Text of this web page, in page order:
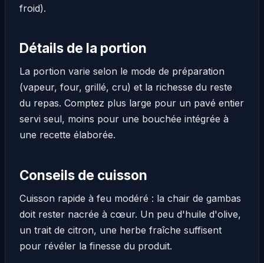
froid).
Détails de la portion
La portion varie selon le mode de préparation
(vapeur, four, grillé, cru) et la richesse du reste
du repas. Comptez plus large pour un pavé entier
servi seul, moins pour une bouchée intégrée à
une recette élaborée.
Conseils de cuisson
Cuisson rapide à feu modéré : la chair de gambas
doit rester nacrée à cœur. Un peu d'huile d'olive,
un trait de citron, une herbe fraîche suffisent
pour révéler la finesse du produit.